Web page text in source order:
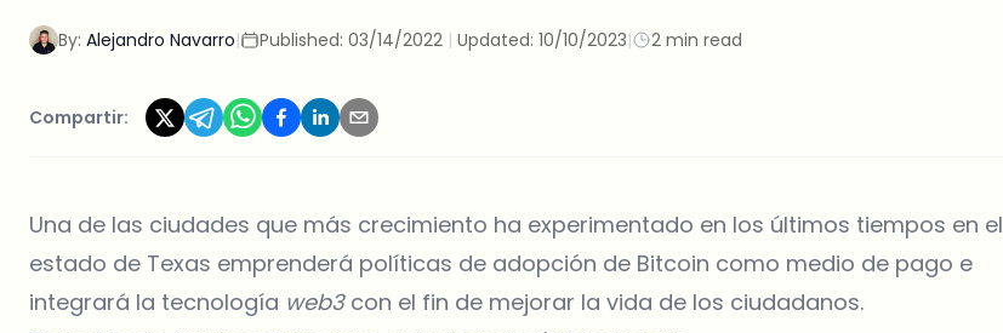
By: Alejandro Navarro| Published: 03/14/2022 | Updated: 10/10/2023| 2 min read
Compartir:
Una de las ciudades que más crecimiento ha experimentado en los últimos tiempos en el
estado de Texas emprenderá políticas de adopción de Bitcoin como medio de pago e
integrará la tecnología web3 con el fin de mejorar la vida de los ciudadanos.